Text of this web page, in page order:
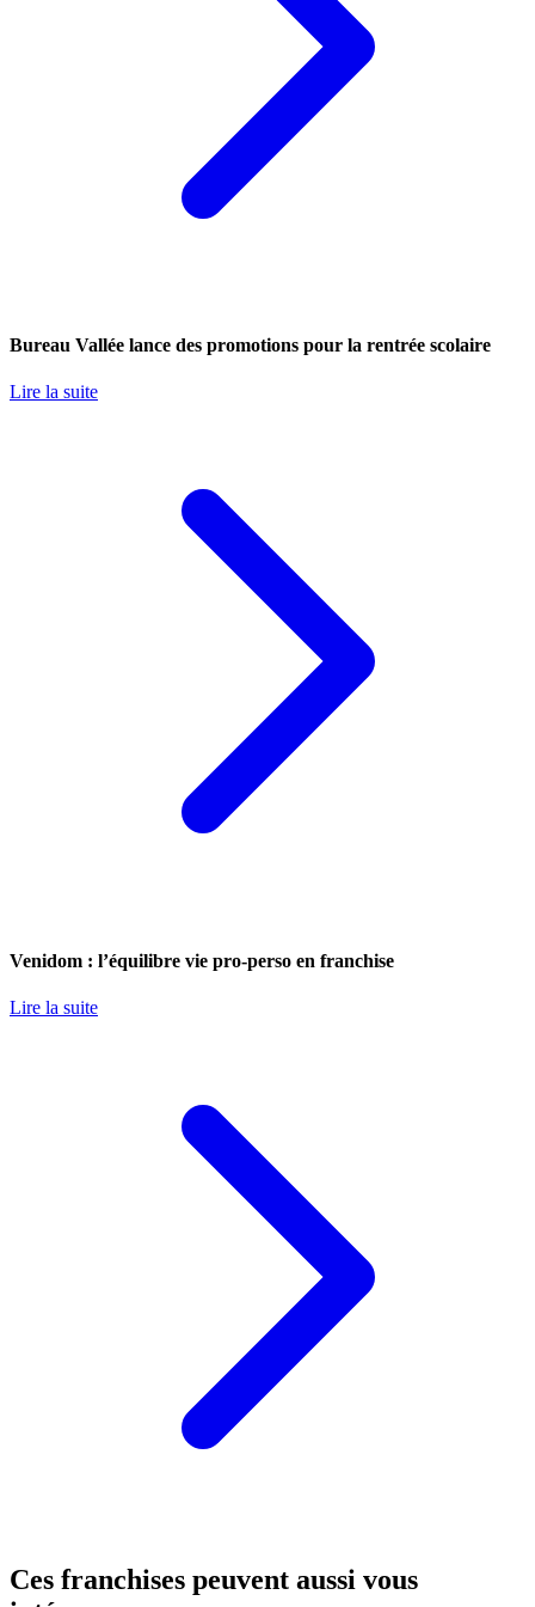
Bureau Vallée lance des promotions pour la rentrée scolaire
Lire la suite
Venidom : l’équilibre vie pro-perso en franchise
Lire la suite
Ces franchises peuvent aussi vous